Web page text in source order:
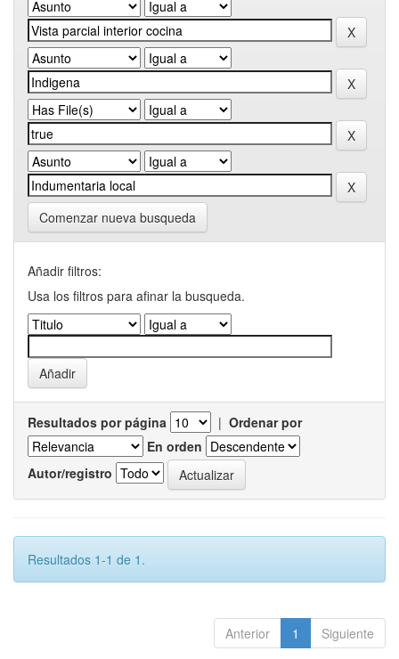
Comenzar nueva busqueda
Añadir filtros:
Usa los filtros para afinar la busqueda.
Resultados por página | Ordenar por
En orden
Autor/registro
Resultados 1-1 de 1.
Anterior 1 Siguiente